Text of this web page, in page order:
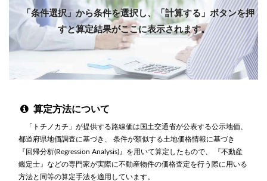
「条件選択」から条件を選択し、「計算する」ボタンを押
すと算定結果がここに表示されます。
算定方法について
「トチノカチ」が提供する路線価は国土交通省が公表する公示地価、
都道府県地価調査に基づき、 条件が類似する土地価格情報に基づき
『回帰分析(Regression Analysis)』を用いて算定したもので、 『不動産
鑑定士』などの専門家が実際に不動産物件の価格査定を行う際に用いる
方法と同等の算定手法を適用しています。